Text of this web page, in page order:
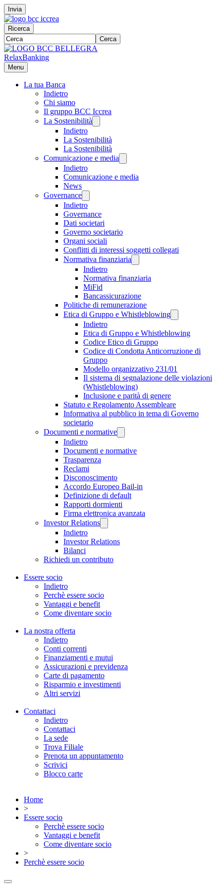
Invia
Ricerca
Cerca
RelaxBanking
Menu
La tua Banca
Indietro
Chi siamo
Il gruppo BCC Iccrea
La Sostenibilità
Indietro
La Sostenibilità
La Sostenibilità
Comunicazione e media
Indietro
Comunicazione e media
News
Governance
Indietro
Governance
Dati societari
Governo societario
Organi sociali
Conflitti di interessi soggetti collegati
Normativa finanziaria
Indietro
Normativa finanziaria
MiFid
Bancassicurazione
Politiche di remunerazione
Etica di Gruppo e Whistleblowing
Indietro
Etica di Gruppo e Whistleblowing
Codice Etico di Gruppo
Codice di Condotta Anticorruzione di
Gruppo
Modello organizzativo 231/01
Il sistema di segnalazione delle violazioni
(Whistleblowing)
Inclusione e parità di genere
Statuto e Regolamento Assembleare
Informativa al pubblico in tema di Governo
societario
Documenti e normative
Indietro
Documenti e normative
Trasparenza
Reclami
Disconoscimento
Accordo Europeo Bail-in
Definizione di default
Rapporti dormienti
Firma elettronica avanzata
Investor Relations
Indietro
Investor Relations
Bilanci
Richiedi un contributo
Essere socio
Indietro
Perchè essere socio
Vantaggi e benefit
Come diventare socio
La nostra offerta
Indietro
Conti correnti
Finanziamenti e mutui
Assicurazioni e previdenza
Carte di pagamento
Risparmio e investimenti
Altri servizi
Contattaci
Indietro
Contattaci
La sede
Trova Filiale
Prenota un appuntamento
Scrivici
Blocco carte
Home
>
Essere socio
Perchè essere socio
Vantaggi e benefit
Come diventare socio
>
Perchè essere socio